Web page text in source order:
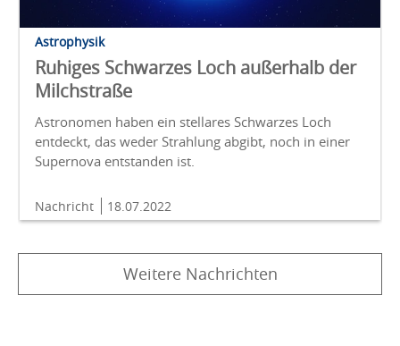
Astrophysik
Ruhiges Schwarzes Loch außerhalb der
Milchstraße
Astronomen haben ein stellares Schwarzes Loch
entdeckt, das weder Strahlung abgibt, noch in einer
Supernova entstanden ist.
Nachricht 18.07.2022
Weitere Nachrichten